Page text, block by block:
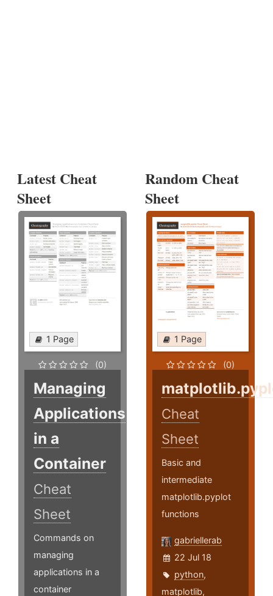
Latest Cheat
Sheet
1 Page
(0)
Managing
Applications
in a
Container
Cheat
Sheet
Commands on
managing
applications in a
container
Random Cheat
Sheet
1 Page
(0)
Cheat
Sheet
Basic and
intermediate
matplotlib.pyplot
functions
gabriellerab
22 Jul 18
python,
matplotlib,